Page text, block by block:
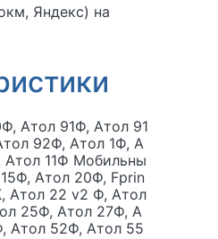
Яндекс) на
Атол 91Ф, Атол 91
92Ф, Атол 1Ф, А
Атол 11Ф Мобильны
Атол 20Ф, Fprin
Атол 22 v2 Ф, Атол
25Ф, Атол 27Ф, А
Атол 52Ф, Атол 55